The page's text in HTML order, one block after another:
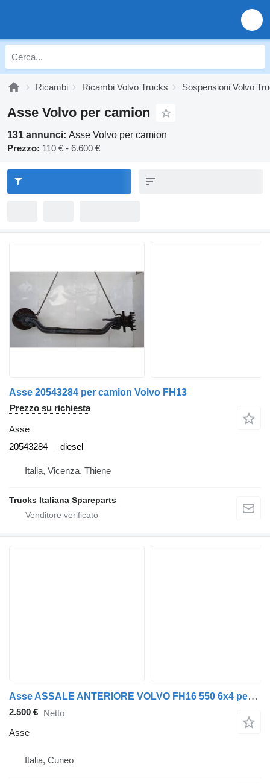
Ricambi Ricambi Volvo Trucks Sospensioni Volvo
Asse Volvo per camion
131 annunci: Asse Volvo per camion
Prezzo: 110 € - 6.600 €
Asse 20543284 per camion Volvo FH13
Prezzo su richiesta
Asse
20543284
diesel
Italia, Vicenza, Thiene
Trucks Italiana Spareparts
Asse ASSALE ANTERIORE VOLVO FH16 550 6x4 per camion Volvo FH16 550
2.500 € Netto
Asse
Italia, Cuneo